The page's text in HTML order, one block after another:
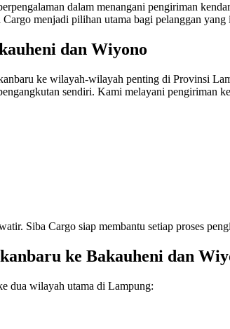
dalam menangani pengiriman
menjadi pilihan utama bagi pelanggan
dan Wiyono
ke wilayah-wilayah penting di Provinsi
sendiri. Kami melayani pengiriman
Siba Cargo siap membantu setiap proses
ke Bakauheni dan
dua wilayah utama di Lampung: